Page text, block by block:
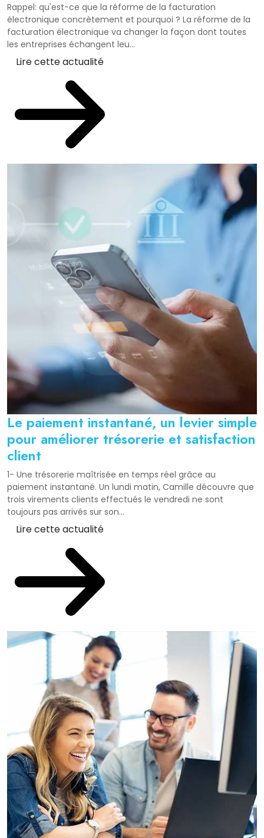
Rappel: qu'est-ce que la réforme de la facturation
électronique concrètement et pourquoi ? La réforme de la
facturation électronique va changer la façon dont toutes
les entreprises échangent leu...
Lire cette actualité
Le paiement instantané, un levier simple
pour améliorer trésorerie et satisfaction
client
1- Une trésorerie maîtrisée en temps réel grâce au
paiement instantané. Un lundi matin, Camille découvre que
trois virements clients effectués le vendredi ne sont
toujours pas arrivés sur son...
Lire cette actualité